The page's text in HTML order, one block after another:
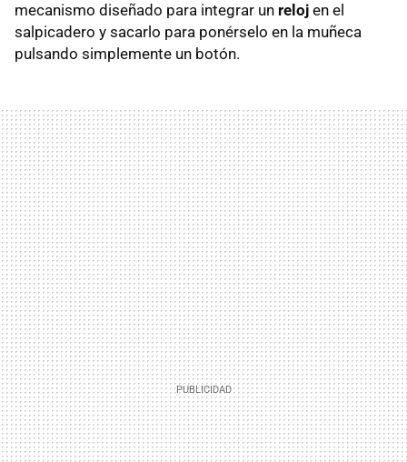
mecanismo diseñado para integrar un reloj en el
salpicadero y sacarlo para ponérselo en la muñeca
pulsando simplemente un botón.